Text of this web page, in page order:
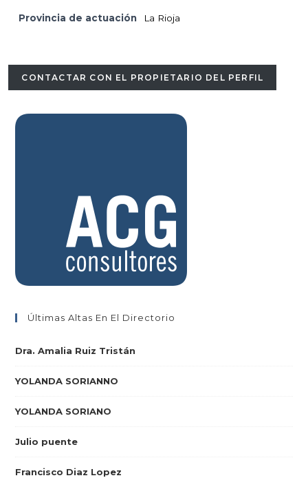
Provincia de actuación La Rioja
CONTACTAR CON EL PROPIETARIO DEL PERFIL
Últimas Altas En El Directorio
Dra. Amalia Ruiz Tristán
YOLANDA SORIANNO
YOLANDA SORIANO
Julio puente
Francisco Diaz Lopez